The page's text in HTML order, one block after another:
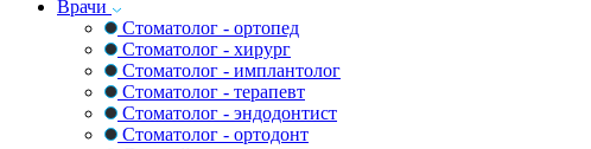
Врачи
Стоматолог - ортопед
Стоматолог - хирург
Стоматолог - имплантолог
Стоматолог - терапевт
Стоматолог - эндодонтист
Стоматолог - ортодонт